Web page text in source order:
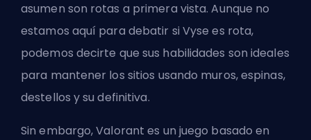
asumen son rotas a primera vista. Aunque no
estamos aquí para debatir si Vyse es rota,
podemos decirte que sus habilidades son ideales
para mantener los sitios usando muros, espinas,
destellos y su definitiva.
Sin embargo, Valorant es un juego basado en